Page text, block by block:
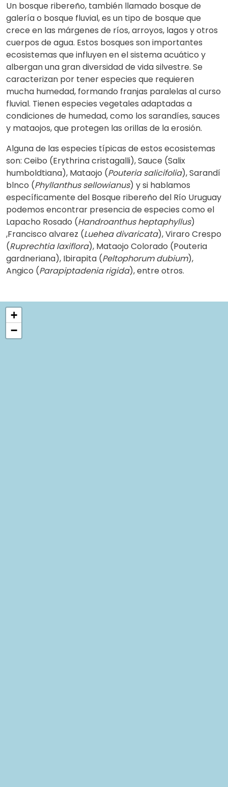
Un bosque ribereño, también llamado bosque de
galería o bosque fluvial, es un tipo de bosque que
crece en las márgenes de ríos, arroyos, lagos y otros
cuerpos de agua. Estos bosques son importantes
ecosistemas que influyen en el sistema acuático y
albergan una gran diversidad de vida silvestre. Se
caracterizan por tener especies que requieren
mucha humedad, formando franjas paralelas al curso
fluvial. Tienen especies vegetales adaptadas a
condiciones de humedad, como los sarandíes, sauces
y mataojos, que protegen las orillas de la erosión.
Alguna de las especies típicas de estos ecosistemas
son: Ceibo (Erythrina cristagalli), Sauce (Salix
humboldtiana), Mataojo (Pouteria salicifolia), Sarandí
blnco (Phyllanthus sellowianus) y si hablamos
específicamente del Bosque ribereño del Río Uruguay
podemos encontrar presencia de especies como el
Lapacho Rosado (Handroanthus heptaphyllus)
,Francisco alvarez (Luehea divaricata), Viraro Crespo
(Ruprechtia laxiflora), Mataojo Colorado (Pouteria
gardneriana), Ibirapita (Peltophorum dubium),
Angico (Parapiptadenia rigida), entre otros.
+
−